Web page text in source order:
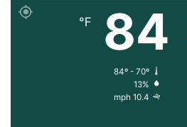
84
℉
84º - 70º
13%
10.4 mph